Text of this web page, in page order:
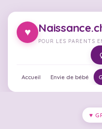
♥
POUR LES PARENTS
Accueil Envie de bébé
♥